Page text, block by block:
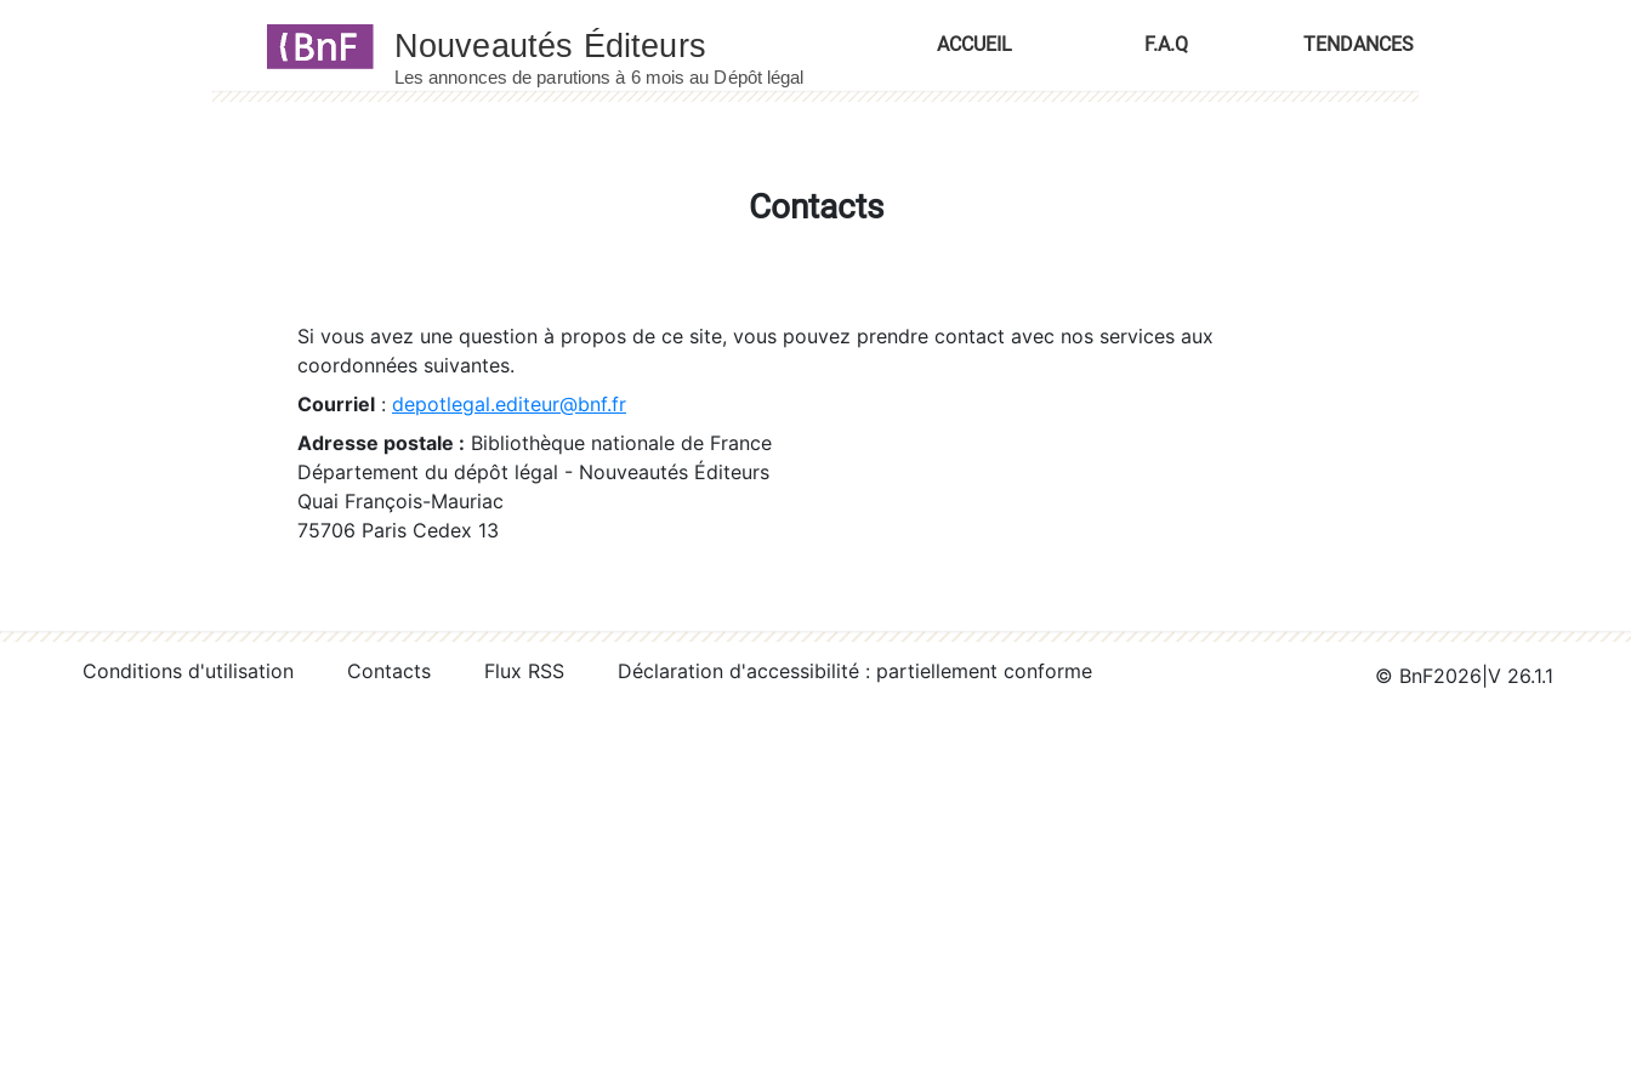
ACCUEIL F.A.Q TENDANCES
Contacts
Si vous avez une question à propos de ce site, vous pouvez prendre contact avec nos services aux
coordonnées suivantes.
Courriel : depotlegal.editeur@bnf.fr
Adresse postale : Bibliothèque nationale de France
Département du dépôt légal - Nouveautés Éditeurs
Quai François-Mauriac
75706 Paris Cedex 13
Conditions d'utilisation Contacts Flux RSS Déclaration d'accessibilité : partiellement conforme © BnF2026 V 26.1.1